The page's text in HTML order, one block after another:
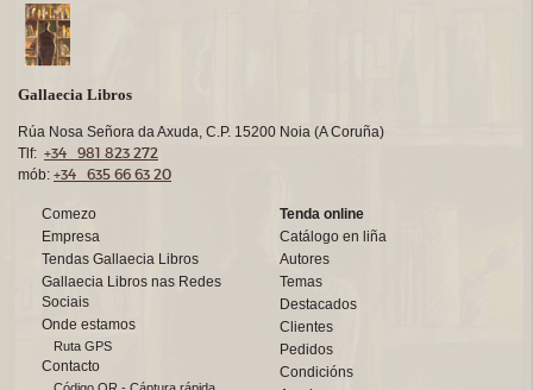
Gallaecia Libros
Rúa Nosa Señora da Axuda, C.P. 15200 Noia (A Coruña)
Tlf: +34 981 823 272
mób: +34 635 66 63 20
Comezo
Empresa
Tendas Gallaecia Libros
Gallaecia Libros nas Redes
Sociais
Onde estamos
Ruta GPS
Contacto
Tenda online
Catálogo en liña
Autores
Temas
Destacados
Clientes
Pedidos
Condicións